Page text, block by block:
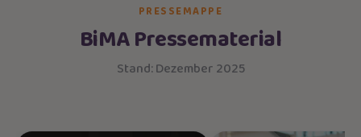
PRESSEMAPPE
BiMA Pressematerial
Stand: Dezember 2025